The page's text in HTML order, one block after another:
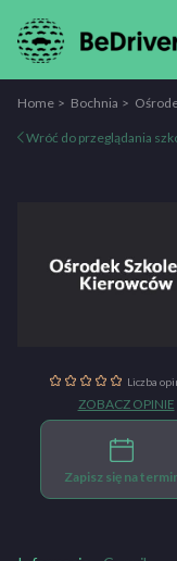
Home Bochnia
Wróć do przeglądania
Liczba
ZOBACZ OPINIE
Zapisz się na